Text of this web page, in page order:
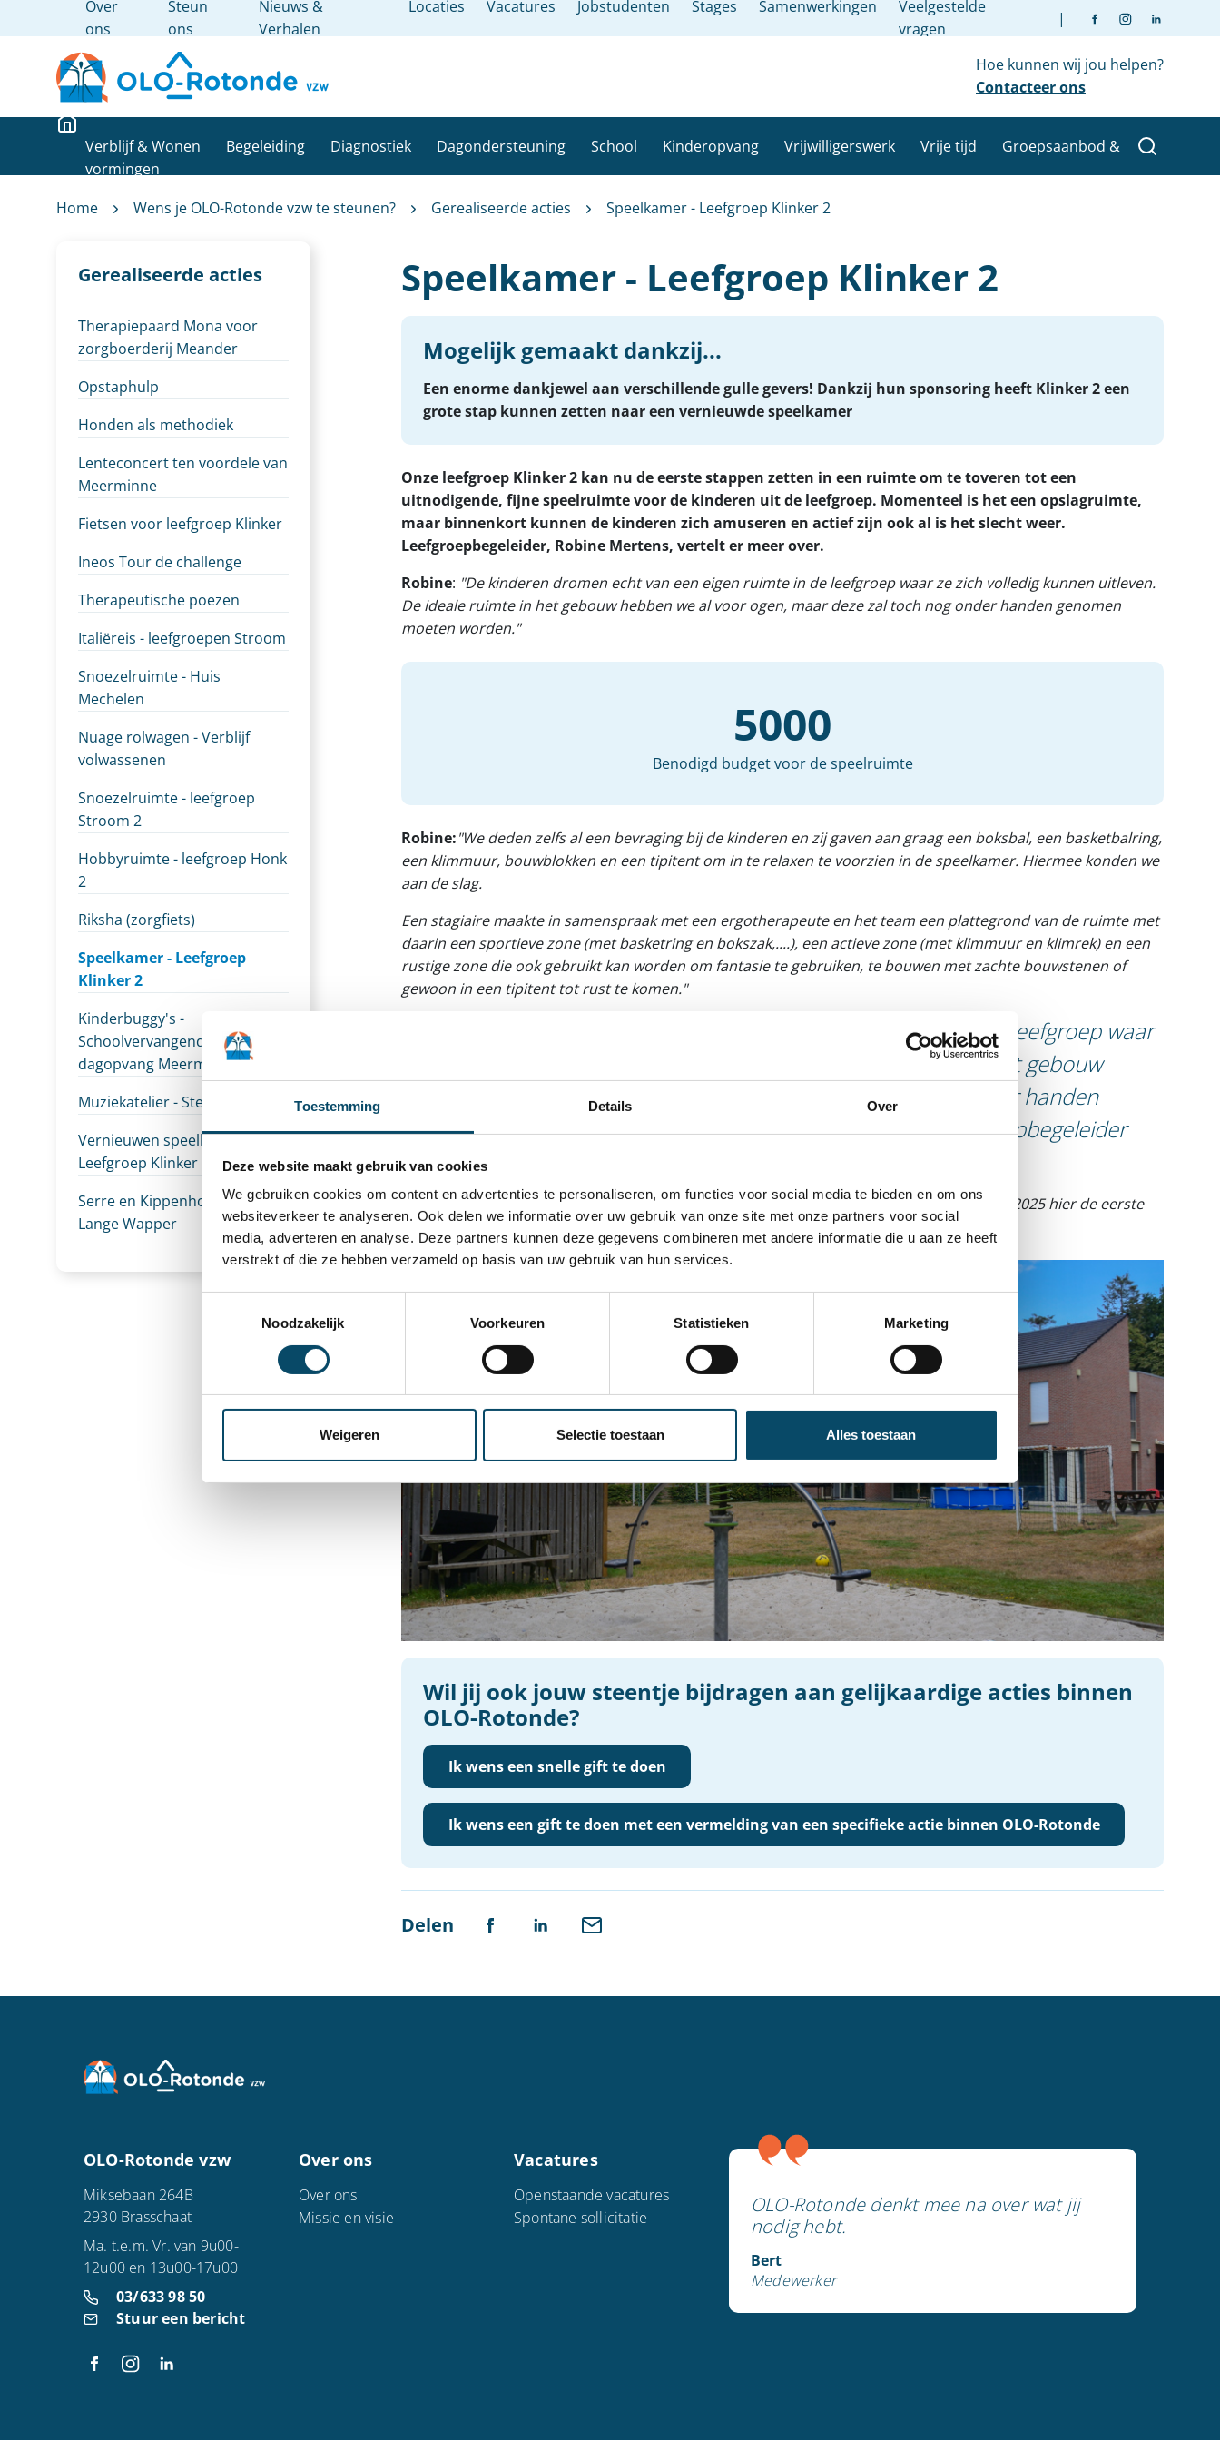
Toestemming Details Over
Deze website maakt gebruik van cookies
We gebruiken cookies om content en advertenties te personaliseren, om functies voor social media te bieden en om ons
websiteverkeer te analyseren. Ook delen we informatie over uw gebruik van onze site met onze partners voor social
media, adverteren en analyse. Deze partners kunnen deze gegevens combineren met andere informatie die u aan ze heeft
verstrekt of die ze hebben verzameld op basis van uw gebruik van hun services.
Noodzakelijk
Voorkeuren Statistieken Marketing
Weigeren Selectie toestaan Alles toestaan
Hoe kunnen wij jou helpen?
Contacteer ons
Verblijf & Wonen Begeleiding Diagnostiek Dagondersteuning School Kinderopvang Vrijwilligerswerk Vrije tijd
Groepsaanbod &
vormingen
Over
ons
Steun
ons
Nieuws &
Verhalen
Locaties Vacatures Jobstudenten Stages Samenwerkingen
Veelgestelde
vragen
|
Home Wens je OLO-Rotonde vzw te steunen? Gerealiseerde acties Speelkamer - Leefgroep Klinker 2
Gerealiseerde acties
Therapiepaard Mona voor
zorgboerderij Meander
Opstaphulp
Honden als methodiek
Lenteconcert ten voordele van
Meerminne
Fietsen voor leefgroep Klinker
Ineos Tour de challenge
Therapeutische poezen
Italiëreis - leefgroepen Stroom
Snoezelruimte - Huis
Mechelen
Nuage rolwagen - Verblijf
volwassenen
Snoezelruimte - leefgroep
Stroom 2
Hobbyruimte - leefgroep Honk
2
Riksha (zorgfiets)
Speelkamer - Leefgroep
Klinker 2
Kinderbuggy's -
Schoolvervangende
dagopvang Meerminne
Muziekatelier - Sterrenhuis
Vernieuwen speelkamer -
Leefgroep Klinker 1
Serre en Kippenhok - IBO
Lange Wapper
Speelkamer - Leefgroep Klinker 2
Mogelijk gemaakt dankzij...
Een enorme dankjewel aan verschillende gulle gevers! Dankzij hun sponsoring heeft Klinker 2 een
grote stap kunnen zetten naar een vernieuwde speelkamer
Onze leefgroep Klinker 2 kan nu de eerste stappen zetten in een ruimte om te toveren tot een
uitnodigende, fijne speelruimte voor de kinderen uit de leefgroep. Momenteel is het een opslagruimte,
maar binnenkort kunnen de kinderen zich amuseren en actief zijn ook al is het slecht weer.
Leefgroepbegeleider, Robine Mertens, vertelt er meer over.
Robine: "De kinderen dromen echt van een eigen ruimte in de leefgroep waar ze zich volledig kunnen uitleven.
De ideale ruimte in het gebouw hebben we al voor ogen, maar deze zal toch nog onder handen genomen
moeten worden."
5000
Benodigd budget voor de speelruimte
Robine:"We deden zelfs al een bevraging bij de kinderen en zij gaven aan graag een boksbal, een basketbalring,
een klimmuur, bouwblokken en een tipitent om in te relaxen te voorzien in de speelkamer. Hiermee konden we
aan de slag.
Een stagiaire maakte in samenspraak met een ergotherapeute en het team een plattegrond van de ruimte met
daarin een sportieve zone (met basketring en bokszak,....), een actieve zone (met klimmuur en klimrek) en een
rustige zone die ook gebruikt kan worden om fantasie te gebruiken, te bouwen met zachte bouwstenen of
gewoon in een tipitent tot rust te komen."
"De kinderen dromen echt van een eigen ruimte in de leefgroep waar
ze zich volledig kunnen uitleven. De ideale ruimte in het gebouw
hebben we al voor ogen, maar deze zal toch nog onder handen
genomen moeten worden." - Robine Mertens, leefgroepbegeleider
Robine: "We zouden het fantastisch vinden als dit project gedragen kan worden en we in 2025 hier de eerste
stappen - of wie weet volledig - kunnen realiseren. Wij blijven dromen."
Wil jij ook jouw steentje bijdragen aan gelijkaardige acties binnen
OLO-Rotonde?
Ik wens een snelle gift te doen
Ik wens een gift te doen met een vermelding van een specifieke actie binnen OLO-Rotonde
Delen
OLO-Rotonde vzw
Miksebaan 264B
2930 Brasschaat
Ma. t.e.m. Vr. van 9u00-
12u00 en 13u00-17u00
03/633 98 50
Stuur een bericht
Over ons
Over ons
Missie en visie
Vacatures
Openstaande vacatures
Spontane sollicitatie
OLO-Rotonde denkt mee na over wat jij
nodig hebt.
Bert
Medewerker